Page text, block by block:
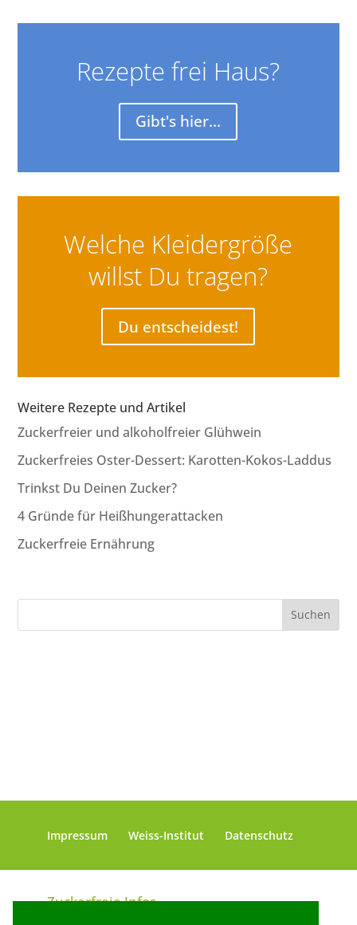
Rezepte frei Haus?
Gibt's hier...
Welche Kleidergröße
willst Du tragen?
Du entscheidest!
Weitere Rezepte und Artikel
Zuckerfreier und alkoholfreier Glühwein
Zuckerfreies Oster-Dessert: Karotten-Kokos-Laddus
Trinkst Du Deinen Zucker?
4 Gründe für Heißhungerattacken
Zuckerfreie Ernährung
Impressum Weiss-Institut Datenschutz
Zuckerfreie Infos